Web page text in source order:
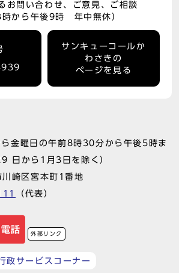
お問い合わせ、ご意見、ご相談
時から午後9時 年中無休）
サンキューコールか
わさきの
ページを見る
金曜日の午前8時30分から午後5時ま
日から1月3日を除く）
崎区宮本町1番地
（代表）
外部リンク
政サービスコーナー